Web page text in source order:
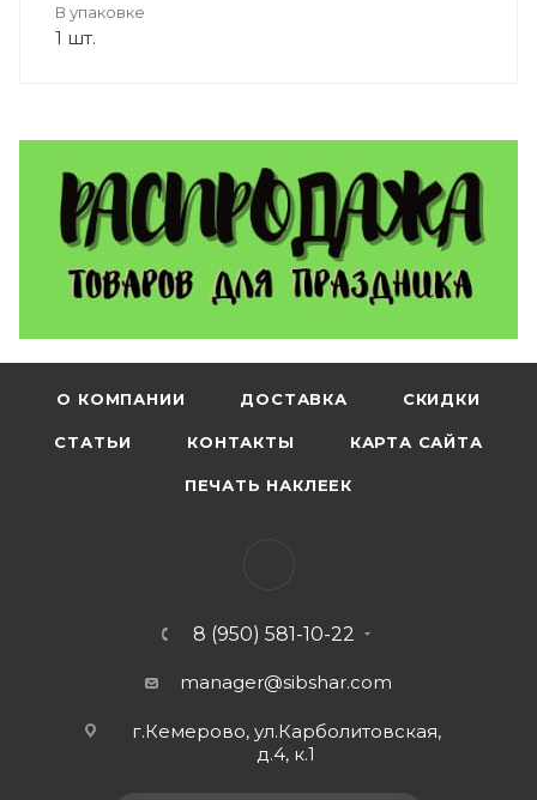
В упаковке
1 шт.
О КОМПАНИИ ДОСТАВКА СКИДКИ
СТАТЬИ КОНТАКТЫ КАРТА САЙТА
ПЕЧАТЬ НАКЛЕЕК
8 (950) 581-10-22
manager@sibshar.com
г.Кемерово, ул.Карболитовская,
д.4, к.1